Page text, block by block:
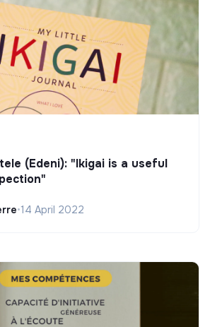
(Edeni): "Ikigai is a useful
•14 April 2022